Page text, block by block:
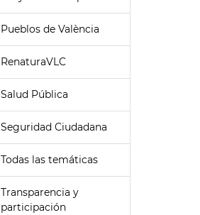
Pueblos de València
RenaturaVLC
Salud Pública
Seguridad Ciudadana
Todas las temáticas
Transparencia y
participación